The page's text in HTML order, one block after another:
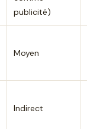
publicité)
Moyen
Indirect